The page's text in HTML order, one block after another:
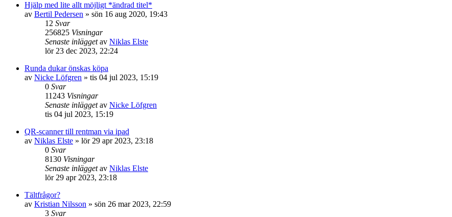
Hjälp med lite allt möjligt *ändrad titel*
av Bertil Pedersen » sön 16 aug 2020, 19:43
12 Svar
256825 Visningar
Senaste inläggetav Niklas Elste
lör 23 dec 2023, 22:24
Runda dukar önskas köpa
av Nicke Löfgren » tis 04 jul 2023, 15:19
0 Svar
11243 Visningar
Senaste inläggetav Nicke Löfgren
tis 04 jul 2023, 15:19
QR-scanner till rentman via ipad
av Niklas Elste » lör 29 apr 2023, 23:18
0 Svar
8130 Visningar
Senaste inläggetav Niklas Elste
lör 29 apr 2023, 23:18
Tältfrågor?
av Kristian Nilsson » sön 26 mar 2023, 22:59
3 Svar